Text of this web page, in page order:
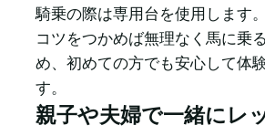
騎乗の際は専用台を使用します。
コツをつかめば無理なく馬に乗
め、初めての方でも安心して体
す。
親子や夫婦で一緒にレ